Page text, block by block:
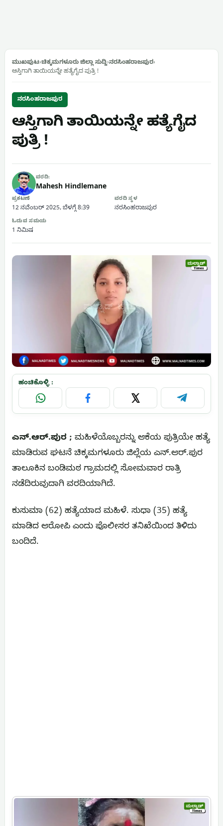
ಮುಖಪುಟ›ಚಿಕ್ಕಮಗಳೂರು ಜಿಲ್ಲಾ ಸುದ್ದಿ›ನರಸಿಂಹರಾಜಪುರ›
ಆಸ್ತಿಗಾಗಿ ತಾಯಿಯನ್ನೇ ಹತ್ಯೆಗೈದ ಪುತ್ರಿ !
ನರಸಿಂಹರಾಜಪುರ
ಆಸ್ತಿಗಾಗಿ ತಾಯಿಯನ್ನೇ ಹತ್ಯೆಗೈದ
ಪುತ್ರಿ !
ವರದಿ:
Mahesh Hindlemane
ಪ್ರಕಟಣೆ
12 ನವೆಂಬರ್ 2025, ಬೆಳಗ್ಗೆ 8:39
ವರದಿ ಸ್ಥಳ
ನರಸಿಂಹರಾಜಪುರ
ಓದುವ ಸಮಯ
1 ನಿಮಿಷ
ಹಂಚಿಕೊಳ್ಳಿ :
WhatsApp Facebook X Telegram
ಎನ್.ಆರ್.ಪುರ ; ಮಹಿಳೆಯೊಬ್ಬರನ್ನು ಆಕೆಯ ಪುತ್ರಿಯೇ ಹತ್ಯೆ
ಮಾಡಿರುವ ಘಟನೆ ಚಿಕ್ಕಮಗಳೂರು ಜಿಲ್ಲೆಯ ಎನ್.ಆರ್.ಪುರ
ತಾಲೂಕಿನ ಬಂಡಿಮಠ ಗ್ರಾಮದಲ್ಲಿ ಸೋಮವಾರ ರಾತ್ರಿ
ನಡೆದಿರುವುದಾಗಿ ವರದಿಯಾಗಿದೆ.
ಕುಸುಮಾ (62) ಹತ್ಯೆಯಾದ ಮಹಿಳೆ. ಸುಧಾ (35) ಹತ್ಯೆ
ಮಾಡಿದ ಆರೋಪಿ ಎಂದು ಪೊಲೀಸರ ತನಿಖೆಯಿಂದ ತಿಳಿದು
ಬಂದಿದೆ.